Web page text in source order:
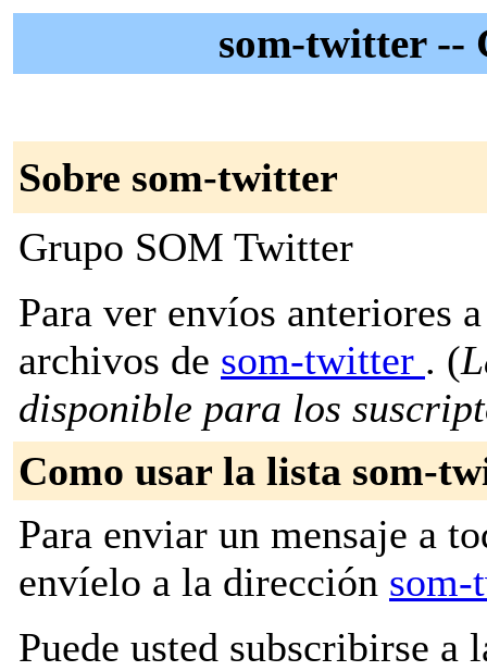
som-twitter --
Sobre som-twitter
Grupo SOM Twitter
Para ver envíos anteriores
archivos de som-twitter . (
disponible para los
Como usar la lista som-
Para enviar un mensaje a
envíelo a la dirección som-
Puede usted subscribirse a